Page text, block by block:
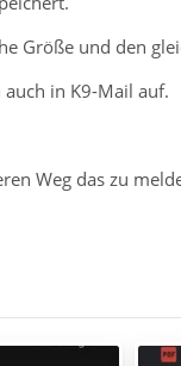
Größe und den
in K9-Mail auf.
Weg das zu